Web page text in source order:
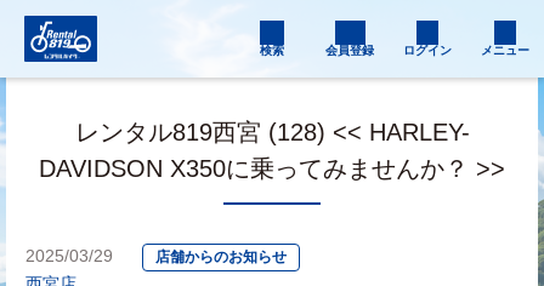
検索 会員登録 ログイン メニュー
レンタル819西宮 (128) << HARLEY-
DAVIDSON X350に乗ってみませんか？ >>
2025/03/29 店舗からのお知らせ